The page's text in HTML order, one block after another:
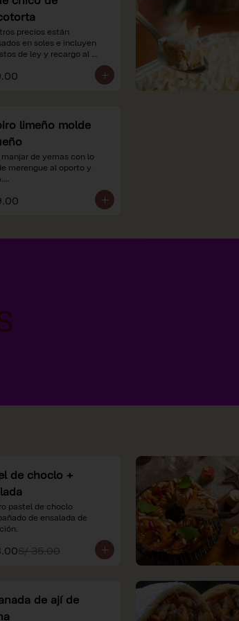
precios están
en soles e incluyen
de ley y recargo al
limeño molde
manjar de yemas con lo
merengue al oporto y
precios están
de choclo +
pastel de choclo
de ensalada de
S/ 35.00
de ají de